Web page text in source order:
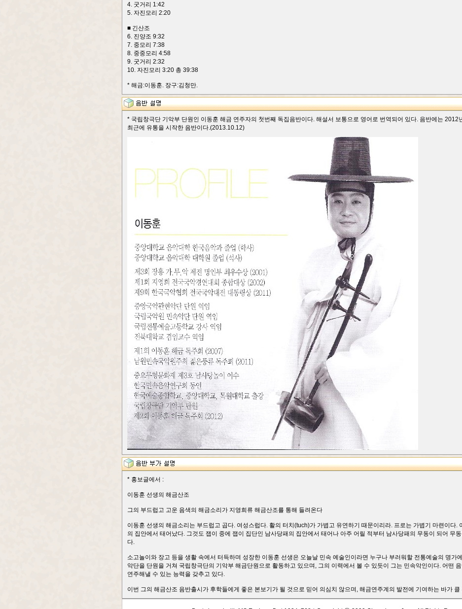
4. 굿거리 1:42
5. 자진모리 2:20
■ 긴산조
6. 진양조 9:32
7. 중모리 7:38
8. 중중모리 4:58
9. 굿거리 2:32
10. 자진모리 3:20 총 39:38
* 해금:이동훈. 장구:김청만.
* 국립창극단 기악부 단원인 이동훈 해금 연주자의 첫번째 독집음반이다. 해설서 보통으로 영어로 번역되어 있다. 음반에는 2012
최근에 유통을 시작한 음반이다.(2013.10.12)
* 홍보글에서 :
이동훈 선생의 해금산조
그의 부드럽고 고운 음색의 해금소리가 지영희류 해금산조를 통해 들려온다
이동훈 선생의 해금소리는 부드럽고 곱다. 여성스럽다. 활의 터치(tuch)가 가볍고 유연하기 때문이리라. 프로는 가볍기 마련이다.
의 집안에서 태어났다. 그것도 잽이 중에 잽이 집단인 남사당패의 집안에서 태어나 아주 어릴 적부터 남사당패의 무동이 되어 무
다.
소고놀이와 장고 등을 생활 속에서 터득하며 성장한 이동훈 선생은 오늘날 민속 예술인이라면 누구나 부러워할 전통예술의 명가
악단을 단원을 거쳐 국립창극단의 기악부 해금단원으로 활동하고 있으며, 그의 이력에서 볼 수 있듯이 그는 민속악인이다. 어떤
연주해낼 수 있는 능력을 갖추고 있다.
이번 그의 해금산조 음반출시가 후학들에게 좋은 본보기가 될 것으로 믿어 의심치 않으며, 해금연주계의 발전에 기여하는 바가